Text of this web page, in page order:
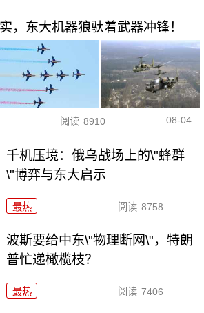
，东大机器狼驮着武器冲锋！
阅读 8910 08-04
千机压境：俄乌战场上的\"蜂群
\"博弈与东大启示
最热 阅读 8758
波斯要给中东\"物理断网\"，特朗
普忙递橄榄枝？
最热 阅读 7406